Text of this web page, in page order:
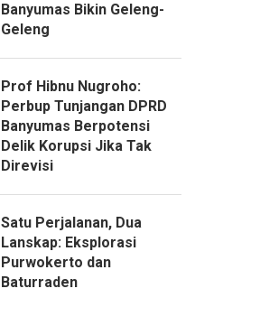
Banyumas Bikin Geleng-
Geleng
Prof Hibnu Nugroho:
Perbup Tunjangan DPRD
Banyumas Berpotensi
Delik Korupsi Jika Tak
Direvisi
Satu Perjalanan, Dua
Lanskap: Eksplorasi
Purwokerto dan
Baturraden